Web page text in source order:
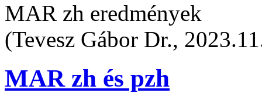
MAR zh eredmények
(Tevesz Gábor Dr.,
MAR zh és pzh